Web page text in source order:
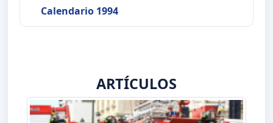
Calendario 1994
ARTÍCULOS